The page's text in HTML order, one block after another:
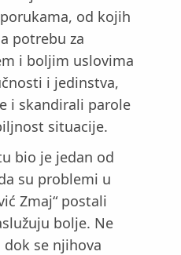
od kojih
potrebu za
i boljim uslovima
i jedinstva,
i skandirali parole
situacije.
bio je jedan od
su problemi u
Zmaj“ postali
bolje. Ne
se njihova